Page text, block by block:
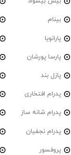
بینام
پارانویا
پارسا پورشان
پازل بند
پدرام افتخاری
پدرام شانه ساز
پدرام نجفیان
پروفسور